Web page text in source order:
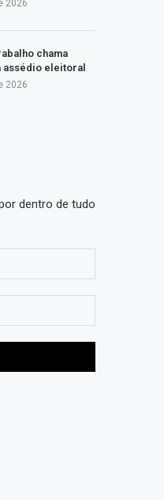
2026
chama
assédio eleitoral
2026
dentro de tudo